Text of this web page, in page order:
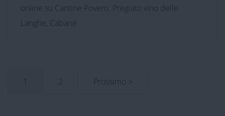
online su Cantine Povero. Pregiato vino delle
Langhe, Cabanè
1 2 Prossimo >